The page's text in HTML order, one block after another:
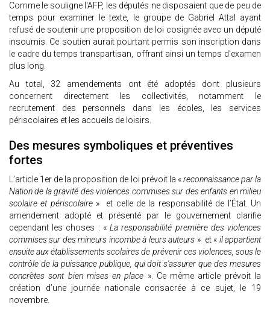
Comme le souligne l'AFP, les députés ne disposaient que de peu de
temps pour examiner le texte, le groupe de Gabriel Attal ayant
refusé de soutenir une proposition de loi cosignée avec un député
insoumis. Ce soutien aurait pourtant permis son inscription dans
le cadre du temps transpartisan, offrant ainsi un temps d'examen
plus long.
Au total, 32 amendements ont été adoptés dont plusieurs
concernent directement les collectivités, notamment le
recrutement des personnels dans les écoles, les services
périscolaires et les accueils de loisirs.
Des mesures symboliques et préventives
fortes
L’article 1er de la proposition de loi prévoit la «reconnaissance par la
Nation de la gravité des violences commises sur des enfants en milieu
scolaire et périscolaire» et celle de la responsabilité de l’État. Un
amendement adopté et présenté par le gouvernement clarifie
cependant les choses : «La responsabilité première des violences
commises sur des mineurs incombe à leurs auteurs » et « il appartient
ensuite aux établissements scolaires de prévenir ces violences, sous le
contrôle de la puissance publique, qui doit s'assurer que des mesures
concrètes sont bien mises en place ». Ce même article prévoit la
création d’une journée nationale consacrée à ce sujet, le 19
novembre.